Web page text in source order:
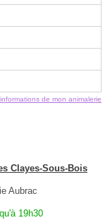
de mon animalerie
Clayes-Sous-Bois
Aubrac
19h30